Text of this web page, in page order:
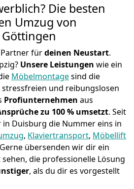
Die besten
Umzug von
fürdeinen Neustart.
Unsere Leistungen wie ein
Möbelmontagesind die
und reibungslosen
Profiunternehmen aus
zu 100 % umsetzt. Seit
in Duisburg die Nummer eins in
, Klaviertransport, Möbellift
Gerne übersenden wir dir ein
die professionelle Lösung
, als du dir es vorgestellt